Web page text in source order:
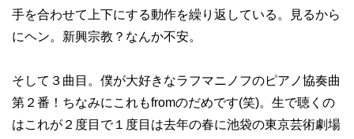
手を合わせて上下にする動作を繰り返している。見るから
にヘン。新興宗教？なんか不安。
そして３曲目。僕が大好きなラフマニノフのピアノ協奏曲
第２番！ちなみにこれもfromのだめです(笑)。生で聴くの
はこれが２度目で１度目は去年の春に池袋の東京芸術劇場